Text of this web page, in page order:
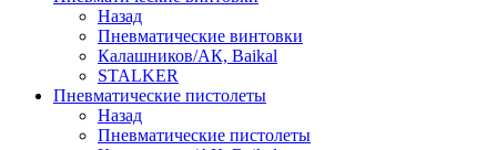
Назад
Пневматические винтовки
Калашников/АК, Baikal
STALKER
Пневматические пистолеты
Назад
Пневматические пистолеты